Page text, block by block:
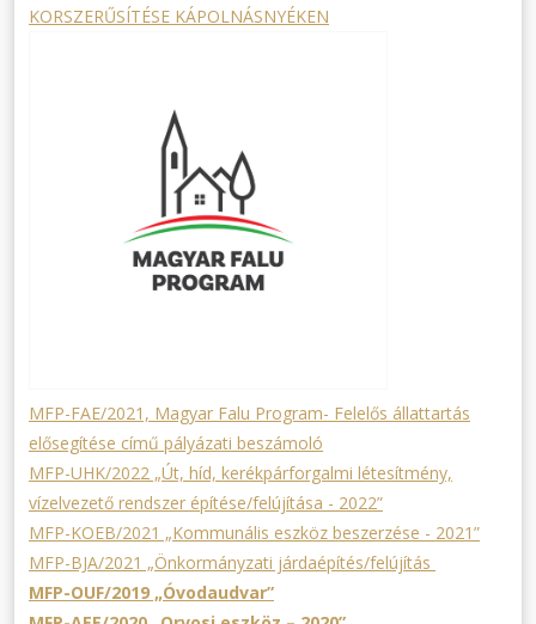
KORSZERŰSÍTÉSE KÁPOLNÁSNYÉKEN
MFP-FAE/2021, Magyar Falu Program- Felelős állattartás
elősegítése című pályázati beszámoló
MFP-UHK/2022 „Út, híd, kerékpárforgalmi létesítmény,
vízelvezető rendszer építése/felújítása - 2022”
MFP-KOEB/2021 „Kommunális eszköz beszerzése - 2021”
MFP-BJA/2021 „Önkormányzati járdaépítés/felújítás
MFP-OUF/2019 „Óvodaudvar”